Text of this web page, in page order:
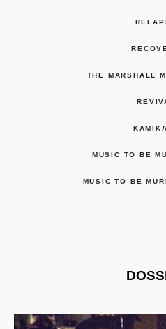
THE MARSHALL
MUSIC TO BE
MUSIC TO BE